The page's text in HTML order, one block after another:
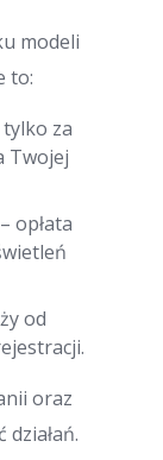
modeli
to:
tylko za
Twojej
opłata
od
oraz